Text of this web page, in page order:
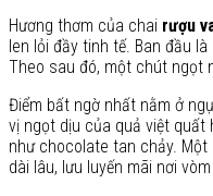
Hương thơm của chai rượu
len lỏi đầy tinh tế. Ban đầu
Theo sau đó, một chút ngọt
Điểm bất ngờ nhất nằm ở
vị ngọt dịu của quả việt quất
như chocolate tan chảy.
dài lâu, lưu luyến mãi nơi